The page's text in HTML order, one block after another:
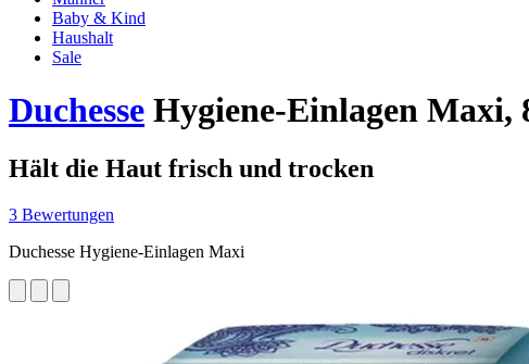
Baby & Kind
Haushalt
Sale
Duchesse Hygiene-Einlagen Maxi,
Hält die Haut frisch und trocken
3 Bewertungen
Duchesse Hygiene-Einlagen Maxi